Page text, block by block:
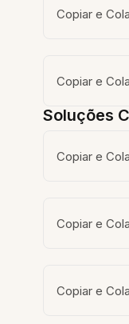
Copiar e
Copiar e
Soluções
Copiar e
Copiar e
Copiar e